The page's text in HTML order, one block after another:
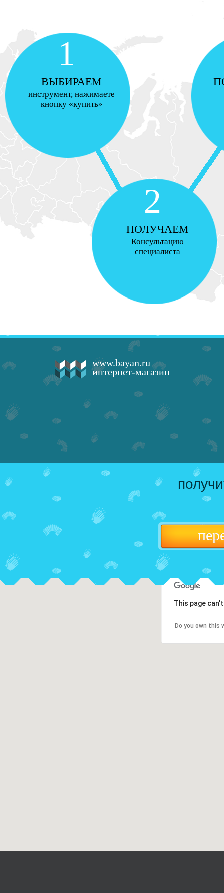
1
ВЫБИРАЕМ
инструмент, нажимаете
кнопку «купить»
2
ПОЛУЧАЕМ
Консультацию
специалиста
www.bayan.ru
интернет-магазин
This page
Do you own this